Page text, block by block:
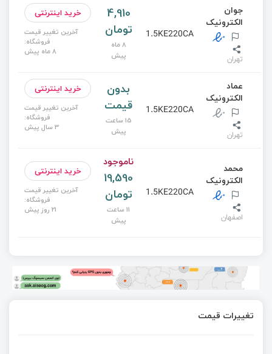
جوان
الکترونیک
تهران
1.5KE220CA
4,910
تومان
8 ماه
پیش
خرید اینترنتی
آخرین تغییر قیمت
فروشگاه:
8 ماه پیش
عماد
الکترونیک
تهران
1.5KE220CA
بدون
قیمت
15 ساعت
پیش
خرید اینترنتی
آخرین تغییر قیمت
فروشگاه:
3 سال پیش
محمد
الکترونیک
اصفهان
1.5KE220CA
ناموجود
19,590
تومان
11 ساعت
پیش
خرید اینترنتی
آخرین تغییر قیمت
فروشگاه:
21 روز پیش
تغییرات قیمت